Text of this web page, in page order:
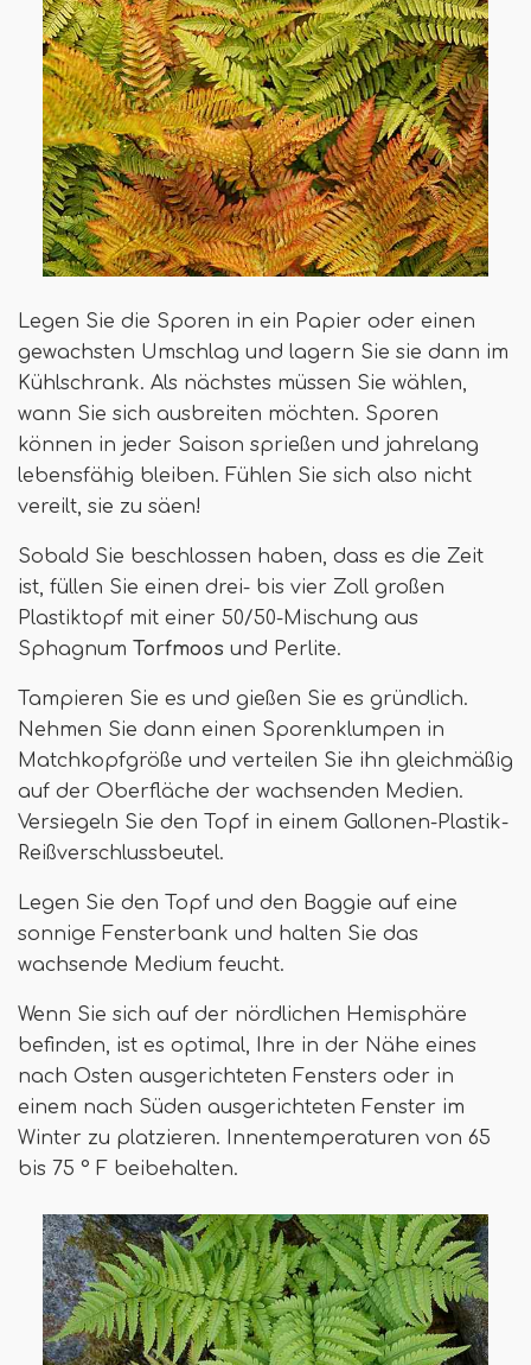
Legen Sie die Sporen in ein Papier oder einen
gewachsten Umschlag und lagern Sie sie dann im
Kühlschrank. Als nächstes müssen Sie wählen,
wann Sie sich ausbreiten möchten. Sporen
können in jeder Saison sprießen und jahrelang
lebensfähig bleiben. Fühlen Sie sich also nicht
vereilt, sie zu säen!
Sobald Sie beschlossen haben, dass es die Zeit
ist, füllen Sie einen drei- bis vier Zoll großen
Plastiktopf mit einer 50/50-Mischung aus
Sphagnum Torfmoos und Perlite.
Tampieren Sie es und gießen Sie es gründlich.
Nehmen Sie dann einen Sporenklumpen in
Matchkopfgröße und verteilen Sie ihn gleichmäßig
auf der Oberfläche der wachsenden Medien.
Versiegeln Sie den Topf in einem Gallonen-Plastik-
Reißverschlussbeutel.
Legen Sie den Topf und den Baggie auf eine
sonnige Fensterbank und halten Sie das
wachsende Medium feucht.
Wenn Sie sich auf der nördlichen Hemisphäre
befinden, ist es optimal, Ihre in der Nähe eines
nach Osten ausgerichteten Fensters oder in
einem nach Süden ausgerichteten Fenster im
Winter zu platzieren. Innentemperaturen von 65
bis 75 ° F beibehalten.